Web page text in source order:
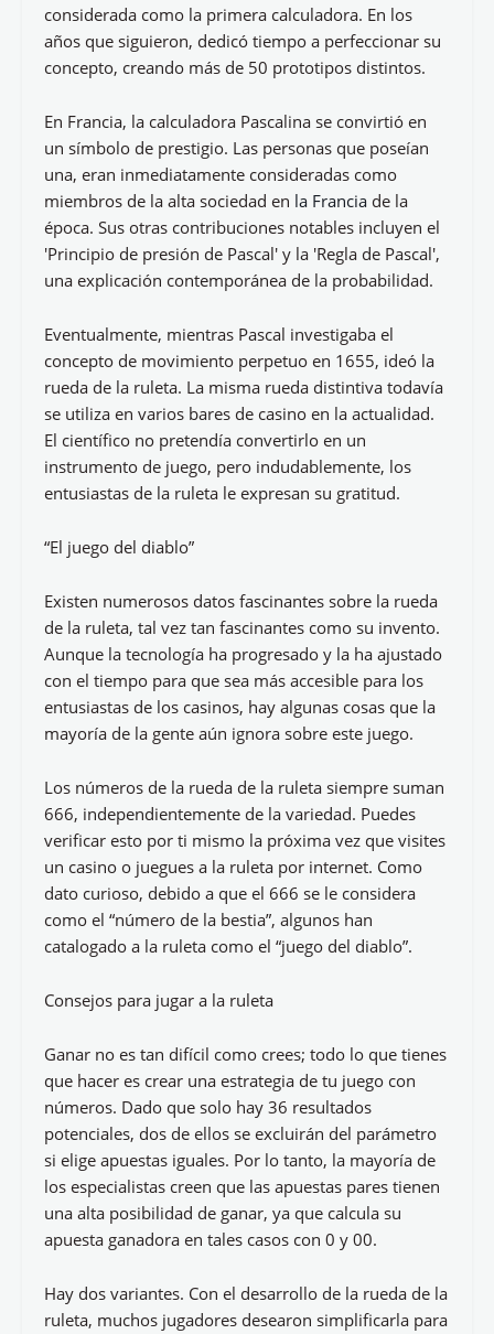
considerada como la primera calculadora. En los
años que siguieron, dedicó tiempo a perfeccionar su
concepto, creando más de 50 prototipos distintos.
En Francia, la calculadora Pascalina se convirtió en
un símbolo de prestigio. Las personas que poseían
una, eran inmediatamente consideradas como
miembros de la alta sociedad en la Francia de la
época. Sus otras contribuciones notables incluyen el
'Principio de presión de Pascal' y la 'Regla de Pascal',
una explicación contemporánea de la probabilidad.
Eventualmente, mientras Pascal investigaba el
concepto de movimiento perpetuo en 1655, ideó la
rueda de la ruleta. La misma rueda distintiva todavía
se utiliza en varios bares de casino en la actualidad.
El científico no pretendía convertirlo en un
instrumento de juego, pero indudablemente, los
entusiastas de la ruleta le expresan su gratitud.
“El juego del diablo”
Existen numerosos datos fascinantes sobre la rueda
de la ruleta, tal vez tan fascinantes como su invento.
Aunque la tecnología ha progresado y la ha ajustado
con el tiempo para que sea más accesible para los
entusiastas de los casinos, hay algunas cosas que la
mayoría de la gente aún ignora sobre este juego.
Los números de la rueda de la ruleta siempre suman
666, independientemente de la variedad. Puedes
verificar esto por ti mismo la próxima vez que visites
un casino o juegues a la ruleta por internet. Como
dato curioso, debido a que el 666 se le considera
como el “número de la bestia”, algunos han
catalogado a la ruleta como el “juego del diablo”.
Consejos para jugar a la ruleta
Ganar no es tan difícil como crees; todo lo que tienes
que hacer es crear una estrategia de tu juego con
números. Dado que solo hay 36 resultados
potenciales, dos de ellos se excluirán del parámetro
si elige apuestas iguales. Por lo tanto, la mayoría de
los especialistas creen que las apuestas pares tienen
una alta posibilidad de ganar, ya que calcula su
apuesta ganadora en tales casos con 0 y 00.
Hay dos variantes. Con el desarrollo de la rueda de la
ruleta, muchos jugadores desearon simplificarla para